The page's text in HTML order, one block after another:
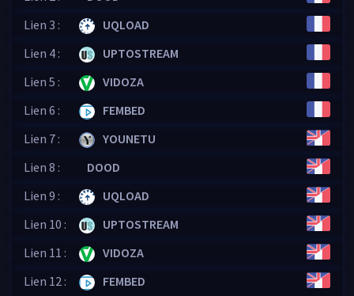
Lien 3 :
UQLOAD
Lien 4 :
UPTOSTREAM
Lien 5 :
VIDOZA
Lien 6 :
FEMBED
Lien 7 :
YOUNETU
Lien 8 :
DOOD
Lien 9 :
UQLOAD
Lien 10 :
UPTOSTREAM
Lien 11 :
VIDOZA
Lien 12 :
FEMBED